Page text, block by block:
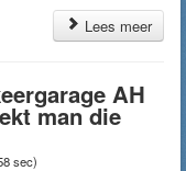
Lees meer
AH
man die
sec)